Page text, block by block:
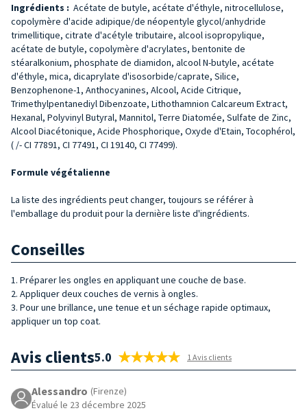
Ingrédients : Acétate de butyle, acétate d'éthyle, nitrocellulose,
copolymère d'acide adipique/de néopentyle glycol/anhydride
trimellitique, citrate d'acétyle tributaire, alcool isopropylique,
acétate de butyle, copolymère d'acrylates, bentonite de
stéaralkonium, phosphate de diamidon, alcool N-butyle, acétate
d'éthyle, mica, dicaprylate d'isosorbide/caprate, Silice,
Benzophenone-1, Anthocyanines, Alcool, Acide Citrique,
Trimethylpentanediyl Dibenzoate, Lithothamnion Calcareum Extract,
Hexanal, Polyvinyl Butyral, Mannitol, Terre Diatomée, Sulfate de Zinc,
Alcool Diacétonique, Acide Phosphorique, Oxyde d'Etain, Tocophérol,
( /- CI 77891, CI 77491, CI 19140, CI 77499).
Formule végétalienne
La liste des ingrédients peut changer, toujours se référer à
l'emballage du produit pour la dernière liste d'ingrédients.
Conseilles
1. Préparer les ongles en appliquant une couche de base.
2. Appliquer deux couches de vernis à ongles.
3. Pour une brillance, une tenue et un séchage rapide optimaux,
appliquer un top coat.
Avis clients5.0 1 Avis clients
Alessandro (Firenze)
Évalué le 23 décembre 2025